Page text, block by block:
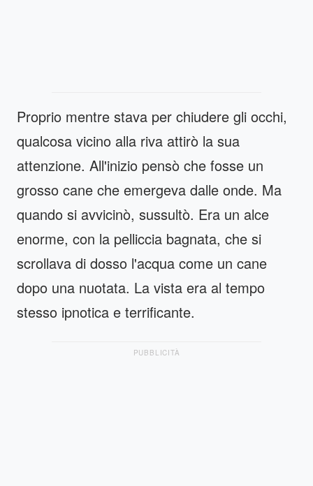
Proprio mentre stava per chiudere gli occhi,
qualcosa vicino alla riva attirò la sua
attenzione. All'inizio pensò che fosse un
grosso cane che emergeva dalle onde. Ma
quando si avvicinò, sussultò. Era un alce
enorme, con la pelliccia bagnata, che si
scrollava di dosso l'acqua come un cane
dopo una nuotata. La vista era al tempo
stesso ipnotica e terrificante.
PUBBLICITÀ